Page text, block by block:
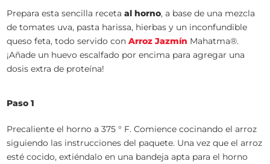
Prepara esta sencilla recetaal horno, a base de una mezcla
de tomates uva, pasta harissa, hierbas y un inconfundible
queso feta, todo servido conArroz Jazmín Mahatma®.
¡Añade un huevo escalfado por encima para agregar una
dosis extra de proteína!
Paso 1
Precaliente el horno a 375 ° F. Comience cocinando el arroz
siguiendo las instrucciones del paquete. Una vez que el arroz
esté cocido, extiéndalo en una bandeja apta para el horno